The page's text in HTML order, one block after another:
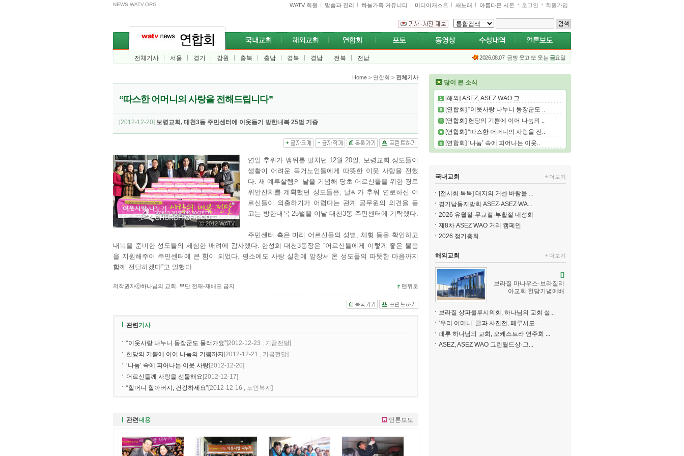
NEWS.WATV.ORG WATV 회원 말씀과 진리 하늘가족 커뮤니티 미디어캐스트 새노래 아름다운 시온 로그인 회원가입
전체기사 서울 경기 강원 충북 충남 경북 경남 전북 전남 2026.08.07 금방 웃고 또 웃는 금요일
Home > 연합회 > 전체기사
“따스한 어머니의 사랑을 전해드립니다”
[2012-12-20] 보령교회, 대천3동 주민센터에 이웃돕기 방한내복 25벌 기증
ⓒ 2012 WATV
연일 추위가 맹위를 떨치던 12월 20일, 보령교회 성도들이
생활이 어려운 독거노인들에게 따뜻한 이웃 사랑을 전했
다. 새 예루살렘의 날을 기념해 당초 어르신들을 위한 경로
위안잔치를 계획했던 성도들은, 날씨가 추워 연로하신 어
르신들이 외출하기가 어렵다는 관계 공무원의 의견을 듣
고는 방한내복 25벌을 이날 대천3동 주민센터에 기탁했다.
주민센터 측은 미리 어르신들의 성별, 체형 등을 확인하고
내복을 준비한 성도들의 세심한 배려에 감사했다. 한성희 대천3동장은 “어르신들에게 이렇게 좋은 물품
을 지원해주어 주민센터에 큰 힘이 되었다. 평소에도 사랑 실천에 앞장서 온 성도들의 따뜻한 마음까지
함께 전달하겠다”고 말했다.
저작권자ⓒ하나님의 교회. 무단 전재-재배포 금지 맨위로
관련기사
“이웃사랑 나누니 동장군도 물러가요”[2012-12-23 , 기금전달]
헌당의 기쁨에 이어 나눔의 기쁨까지 [2012-12-21 , 기금전달]
‘나눔’ 속에 피어나는 이웃 사랑[2012-12-20]
어르신들께 사랑을 선물해요 [2012-12-17]
“할머니 할아버지, 건강하세요”[2012-12-16 , 노인복지]
관련내용 언론보도
많이 본 소식
[해외] ASEZ, ASEZ WAO 그..
[연합회] “이웃사랑 나누니 동장군도 ..
[연합회] 헌당의 기쁨에 이어 나눔의 ..
[연합회] “따스한 어머니의 사랑을 전..
[연합회] ‘나눔’ 속에 피어나는 이웃..
국내교회 더보기
[전시회 톡톡] 대지의 거센 바람을 ...
경기남동지방회 ASEZ·ASEZ WA...
2026 유월절·무교절·부활절 대성회
제8차 ASEZ WAO 거리 캠페인
2026 정기총회
해외교회 더보기
[]
브라질 마나우스·브라질리
아교회 헌당기념예배
브라질 상파울루시의회, 하나님의 교회 설...
‘우리 어머니’ 글과 사진전, 페루서도 ...
페루 하나님의 교회, 오케스트라 연주회 ...
ASEZ, ASEZ WAO 그린월드상·그...